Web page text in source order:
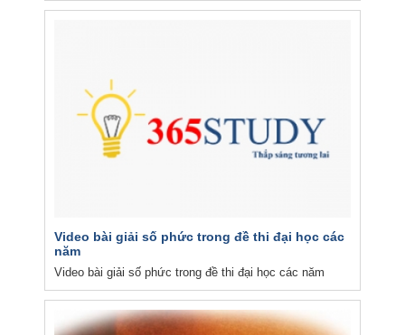
Video bài giải số phức trong đề thi đại học các
năm
Video bài giải số phức trong đề thi đại học các năm